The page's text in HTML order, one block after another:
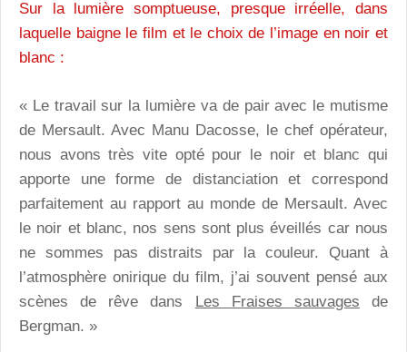
Sur la lumière somptueuse, presque irréelle, dans
laquelle baigne le film et le choix de l’image en noir et
blanc :
« Le travail sur la lumière va de pair avec le mutisme
de Mersault. Avec Manu Dacosse, le chef opérateur,
nous avons très vite opté pour le noir et blanc qui
apporte une forme de distanciation et correspond
parfaitement au rapport au monde de Mersault. Avec
le noir et blanc, nos sens sont plus éveillés car nous
ne sommes pas distraits par la couleur. Quant à
l’atmosphère onirique du film, j’ai souvent pensé aux
scènes de rêve dans Les Fraises sauvages de
Bergman. »